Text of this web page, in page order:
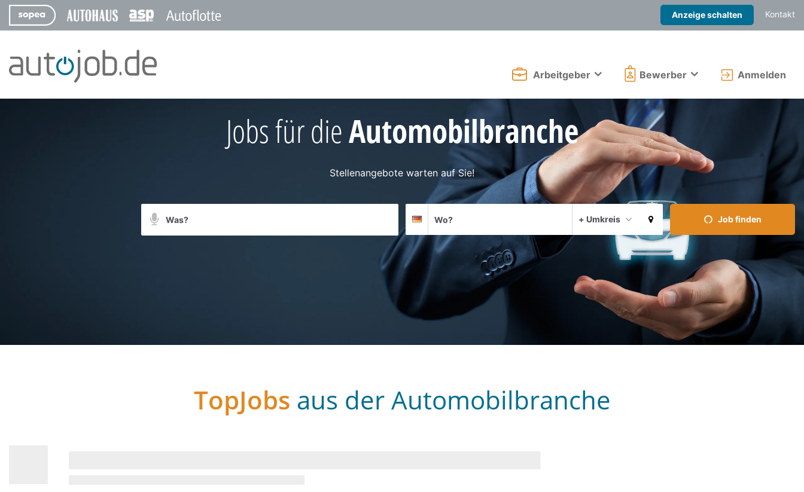
Anzeige schalten Kontakt
Anmelden
Arbeitgeber Bewerber
Jobs für dieAutomobilbranche
Stellenangebote warten auf Sie!
Suche
Deutschland
+ Umkreis
Aktuellen Ort verwenden
Job finden
TopJobs aus der Automobilbranche